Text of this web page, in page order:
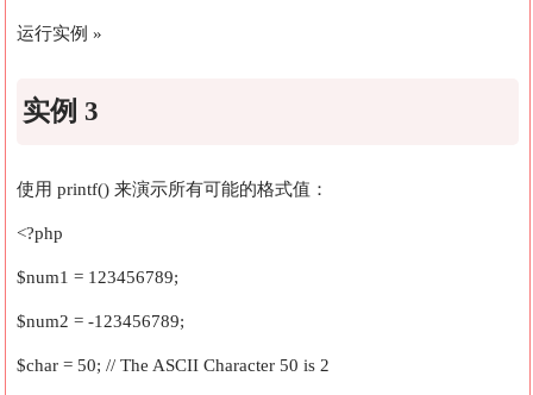
运行实例 »
实例 3
使用 printf() 来演示所有可能的格式值：
<?php
$num1 = 123456789;
$num2 = -123456789;
$char = 50; // The ASCII Character 50 is 2